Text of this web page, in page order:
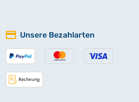
Keine verfügbaren
Keine verfügbaren
Unsere Bezahlarten